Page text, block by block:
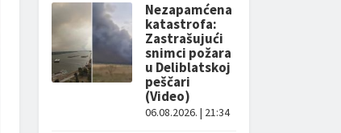
Nezapamćena
katastrofa:
Zastrašujući
snimci požara
u Deliblatskoj
peščari
(Video)
06.08.2026. | 21:34